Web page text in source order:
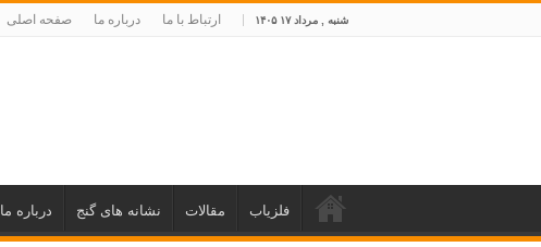
شنبه , مرداد ۱۷ ۱۴۰۵ ارتباط با ما درباره ما صفحه اصلی
فلزیاب مقالات نشانه های گنج درباره ما